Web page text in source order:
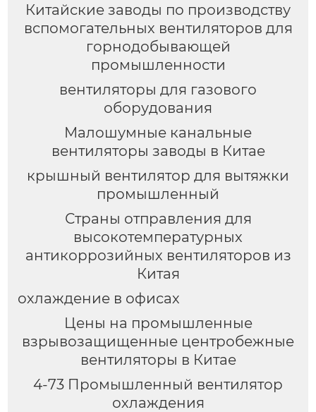
Китайские заводы по производству
вспомогательных вентиляторов для
горнодобывающей
промышленности
вентиляторы для газового
оборудования
Малошумные канальные
вентиляторы заводы в Китае
крышный вентилятор для вытяжки
промышленный
Страны отправления для
высокотемпературных
антикоррозийных вентиляторов из
Китая
охлаждение в офисах
Цены на промышленные
взрывозащищенные центробежные
вентиляторы в Китае
4-73 Промышленный вентилятор
охлаждения